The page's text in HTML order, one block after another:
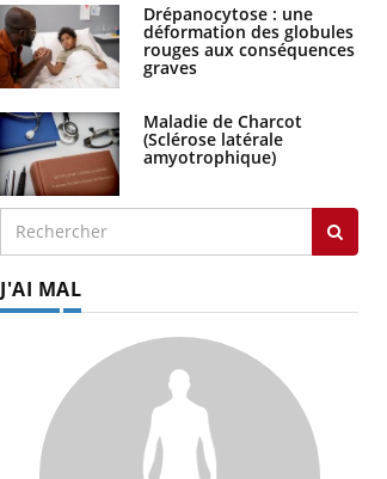
Drépanocytose : une
déformation des globules
rouges aux conséquences
graves
Maladie de Charcot
(Sclérose latérale
amyotrophique)
J'AI MAL